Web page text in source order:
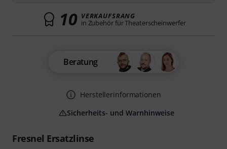
Fresnel Ersatzlinse
10 VERKAUFSRANG
in Zubehör für Theaterscheinwerfer
Beratung
Herstellerinformationen
Sicherheits- und Warnhinweise